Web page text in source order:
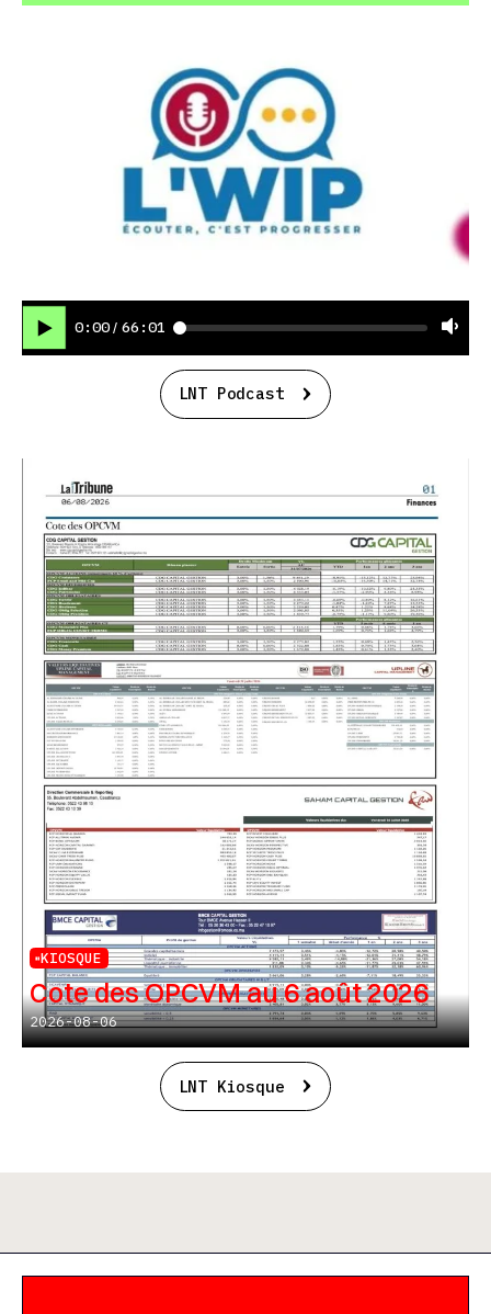
0:00 / 66:01
LNT Podcast
KIOSQUE
Cote des OPCVM au 6 août 2026
2026-08-06
LNT Kiosque